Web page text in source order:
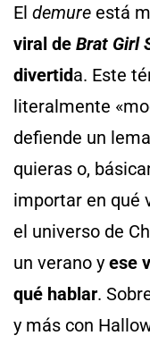
El demure está
viral de Brat Girl
divertida. Este
literalmente
defiende un
quieras o,
importar en qué
el universo de
un verano y ese
qué hablar.
y más con